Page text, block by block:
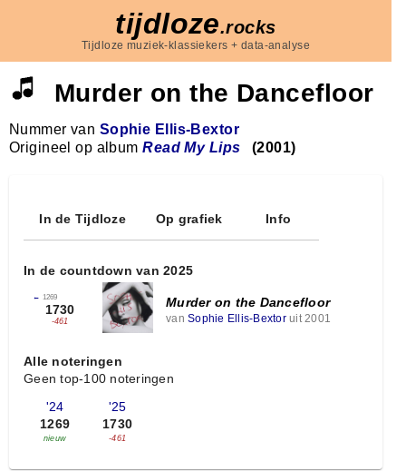
tijdloze.rocks
Tijdloze muziek-klassiekers + data-analyse
Murder on the Dancefloor
Nummer van Sophie Ellis‐Bextor
Origineel op albumRead My Lips (2001)
In de Tijdloze Op grafiek Info
In de countdown van 2025
← 1269
1730
-461
Murder on the Dancefloor
van Sophie Ellis‐Bextoruit 2001
Alle noteringen
Geen top-100 noteringen
'24
1269
nieuw
'25
1730
-461